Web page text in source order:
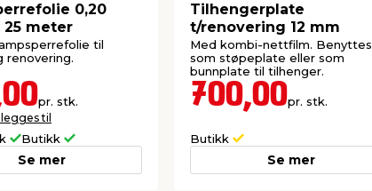
0,20
25 meter
til
renovering.
pr. stk.
til
Butikk
Se mer
Tilhengerplate
t/renovering 12 mm
Med kombi-nettfilm. Benyttes
som støpeplate eller som
bunnplate til tilhenger.
700,00pr. stk.
Butikk
Se mer